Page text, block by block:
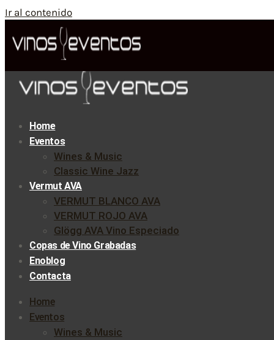
Ir al contenido
Home
Eventos
Wines & Music
Classic Wine Jazz
Vermut AVA
VERMUT BLANCO AVA
VERMUT ROJO AVA
Glögg AVA Vino Especiado
Copas de Vino Grabadas
Enoblog
Contacta
Home
Eventos
Wines & Music